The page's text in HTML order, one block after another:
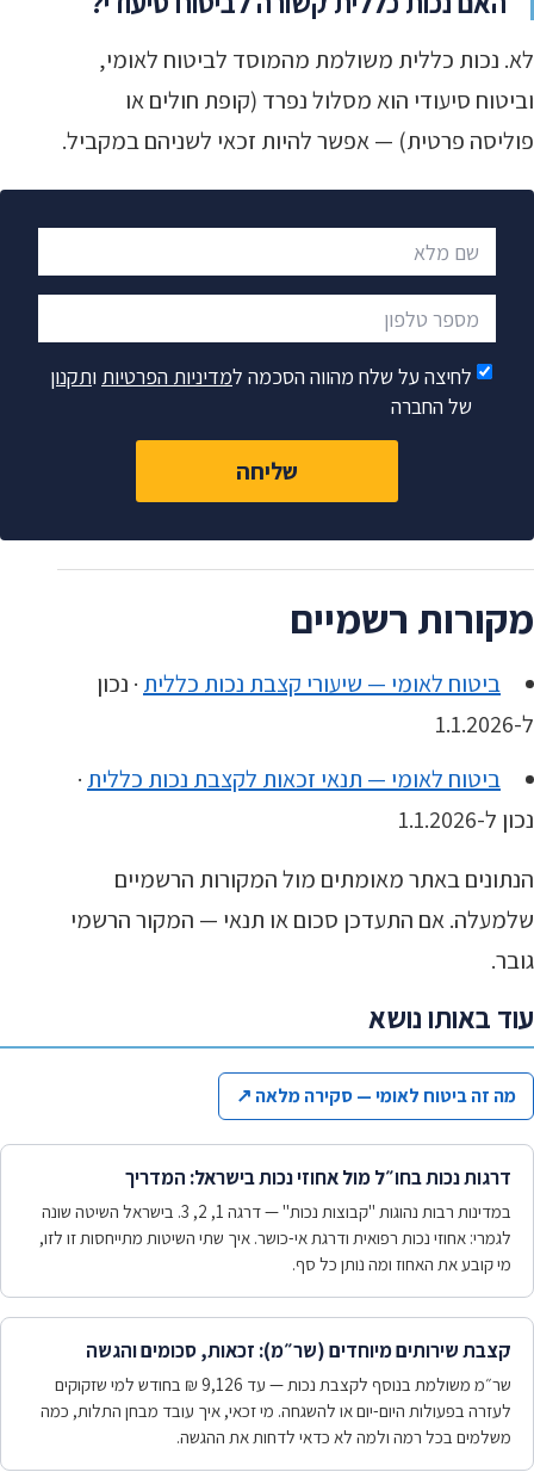
לא. נכות כללית משולמת מהמוסד לביטוח לאומי,
וביטוח סיעודי הוא מסלול נפרד (קופת חולים או
פוליסה פרטית) — אפשר להיות זכאי לשניהם במקביל.
שם מלא
מספר טלפון
לחיצה על שלח מהווה הסכמה למדיניות הפרטיות ותקנון
של החברה
שליחה
מקורות רשמיים
ביטוח לאומי — שיעורי קצבת נכות כללית · נכון
ל-1.1.2026
ביטוח לאומי — תנאי זכאות לקצבת נכות כללית ·
נכון ל-1.1.2026
הנתונים באתר מאומתים מול המקורות הרשמיים
שלמעלה. אם התעדכן סכום או תנאי — המקור הרשמי
גובר.
עוד באותו נושא
מה זה ביטוח לאומי — סקירה מלאה ↗
דרגות נכות בחו״ל מול אחוזי נכות בישראל: המדריך
במדינות רבות נהוגות "קבוצות נכות" — דרגה 1, 2, 3. בישראל השיטה שונה
לגמרי: אחוזי נכות רפואית ודרגת אי-כושר. איך שתי השיטות מתייחסות זו לזו,
מי קובע את האחוז ומה נותן כל סף.
קצבת שירותים מיוחדים (שר״מ): זכאות, סכומים והגשה
שר״מ משולמת בנוסף לקצבת נכות — עד 9,126 ₪ בחודש למי שזקוקים
לעזרה בפעולות היום-יום או להשגחה. מי זכאי, איך עובד מבחן התלות, כמה
משלמים בכל רמה ולמה לא כדאי לדחות את ההגשה.